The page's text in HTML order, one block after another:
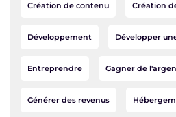
Création de contenu Création
Développement Développer
Entreprendre Gagner de
Générer des revenus